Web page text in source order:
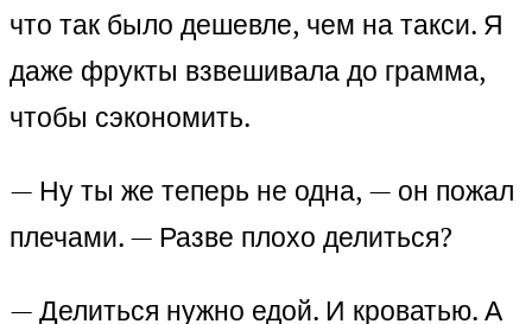
что так было дешевле, чем на такси. Я
даже фрукты взвешивала до грамма,
чтобы сэкономить.
— Ну ты же теперь не одна, — он пожал
плечами. — Разве плохо делиться?
— Делиться нужно едой. И кроватью. А